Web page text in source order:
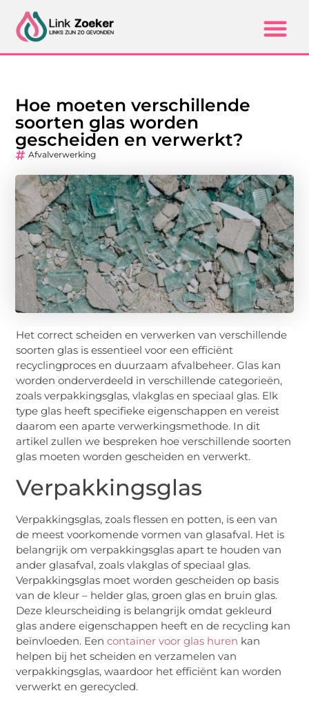
Hoe moeten verschillende
soorten glas worden
gescheiden en verwerkt?
Afvalverwerking
Het correct scheiden en verwerken van verschillende
soorten glas is essentieel voor een efficiënt
recyclingproces en duurzaam afvalbeheer. Glas kan
worden onderverdeeld in verschillende categorieën,
zoals verpakkingsglas, vlakglas en speciaal glas. Elk
type glas heeft specifieke eigenschappen en vereist
daarom een aparte verwerkingsmethode. In dit
artikel zullen we bespreken hoe verschillende soorten
glas moeten worden gescheiden en verwerkt.
Verpakkingsglas
Verpakkingsglas, zoals flessen en potten, is een van
de meest voorkomende vormen van glasafval. Het is
belangrijk om verpakkingsglas apart te houden van
ander glasafval, zoals vlakglas of speciaal glas.
Verpakkingsglas moet worden gescheiden op basis
van de kleur – helder glas, groen glas en bruin glas.
Deze kleurscheiding is belangrijk omdat gekleurd
glas andere eigenschappen heeft en de recycling kan
beïnvloeden. Eencontainer voor glas huren kan
helpen bij het scheiden en verzamelen van
verpakkingsglas, waardoor het efficiënt kan worden
verwerkt en gerecycled.